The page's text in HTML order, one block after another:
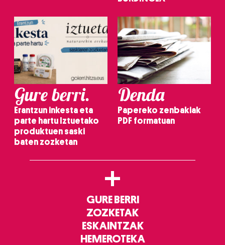
Gure berri.
Erantzun inkesta eta
parte hartu Iztuetako
produktuen saski
baten zozketan
Denda
Papereko zenbakiak
PDF formatuan
+
GURE BERRI
ZOZKETAK
ESKAINTZAK
HEMEROTEKA